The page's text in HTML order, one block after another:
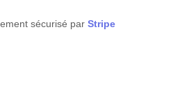
sécurisé par Stripe